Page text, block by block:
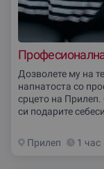
Дозволете му на
напнатоста со
срцето на
си подарите
Прилеп 1 час